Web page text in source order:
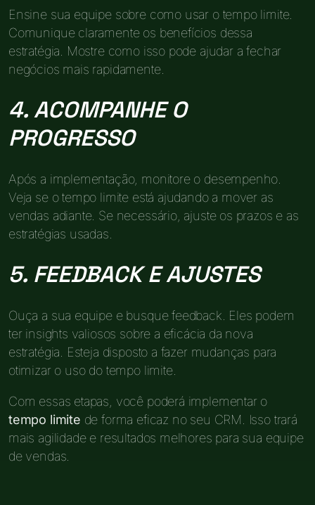
Ensine sua equipe sobre como usar o tempo limite.
Comunique claramente os benefícios dessa
estratégia. Mostre como isso pode ajudar a fechar
negócios mais rapidamente.
4. ACOMPANHE O
PROGRESSO
Após a implementação, monitore o desempenho.
Veja se o tempo limite está ajudando a mover as
vendas adiante. Se necessário, ajuste os prazos e as
estratégias usadas.
5. FEEDBACK E AJUSTES
Ouça a sua equipe e busque feedback. Eles podem
ter insights valiosos sobre a eficácia da nova
estratégia. Esteja disposto a fazer mudanças para
otimizar o uso do tempo limite.
Com essas etapas, você poderá implementar o
tempo limite de forma eficaz no seu CRM. Isso trará
mais agilidade e resultados melhores para sua equipe
de vendas.